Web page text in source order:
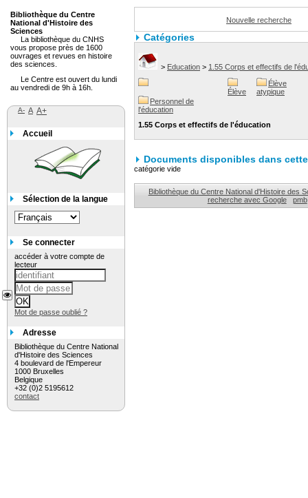
Nouvelle recherche
Catégories
> Education > 1.55 Corps et effectifs de
Élève
Élève
atypique
Personnel de
l'éducation
1.55 Corps et effectifs de l'éducation
Documents disponibles dans
catégorie vide
Bibliothèque du Centre National d'Histoire des
recherche avec Google
pmb
Bibliothèque du Centre
National d'Histoire des
Sciences
La bibliothèque du CNHS
vous propose près de 1600
ouvrages et revues en histoire
des sciences.
Le Centre est ouvert du lundi
au vendredi de 9h à 16h.
A- A A+
Accueil
Sélection de la langue
Se connecter
accéder à votre compte de
lecteur
Mot de passe oublié ?
Adresse
Bibliothèque du Centre National
d'Histoire des Sciences
4 boulevard de l'Empereur
1000 Bruxelles
Belgique
+32 (0)2 5195612
contact